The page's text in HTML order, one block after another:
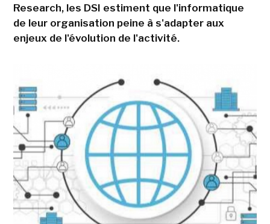
Research, les DSI estiment que l'informatique
de leur organisation peine à s'adapter aux
enjeux de l'évolution de l'activité.